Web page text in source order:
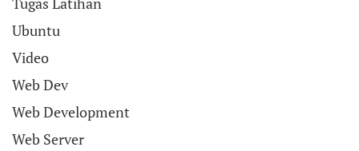
Ubuntu
Video
Web Dev
Web Development
Web Server